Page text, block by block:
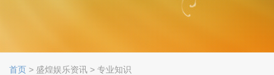
首页 > 盛煌娱乐资讯 > 专业知识